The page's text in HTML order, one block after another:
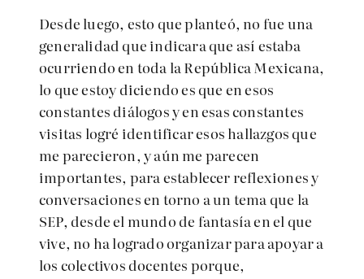
Desde luego, esto que planteó, no fue una
generalidad que indicara que así estaba
ocurriendo en toda la República Mexicana,
lo que estoy diciendo es que en esos
constantes diálogos y en esas constantes
visitas logré identificar esos hallazgos que
me parecieron, y aún me parecen
importantes, para establecer reflexiones y
conversaciones en torno a un tema que la
SEP, desde el mundo de fantasía en el que
vive, no ha logrado organizar para apoyar a
los colectivos docentes porque,